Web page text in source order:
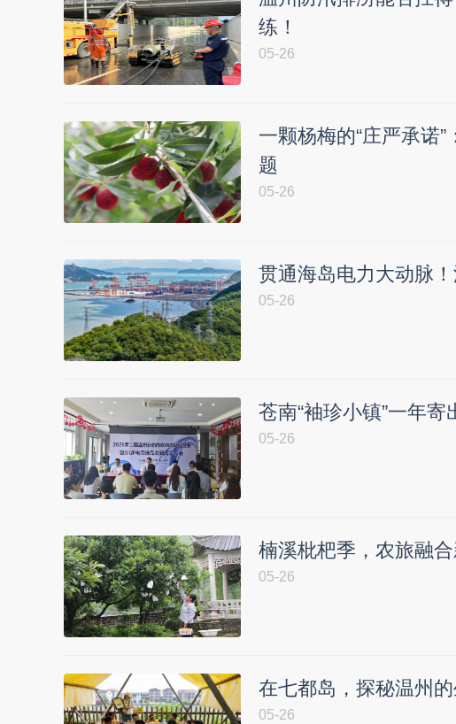
练！
05-26
一颗杨梅的“庄严承诺
题
05-26
贯通海岛电力大动脉
05-26
苍南“袖珍小镇”一年
05-26
楠溪枇杷季，农旅融
05-26
在七都岛，探秘温州的
05-26